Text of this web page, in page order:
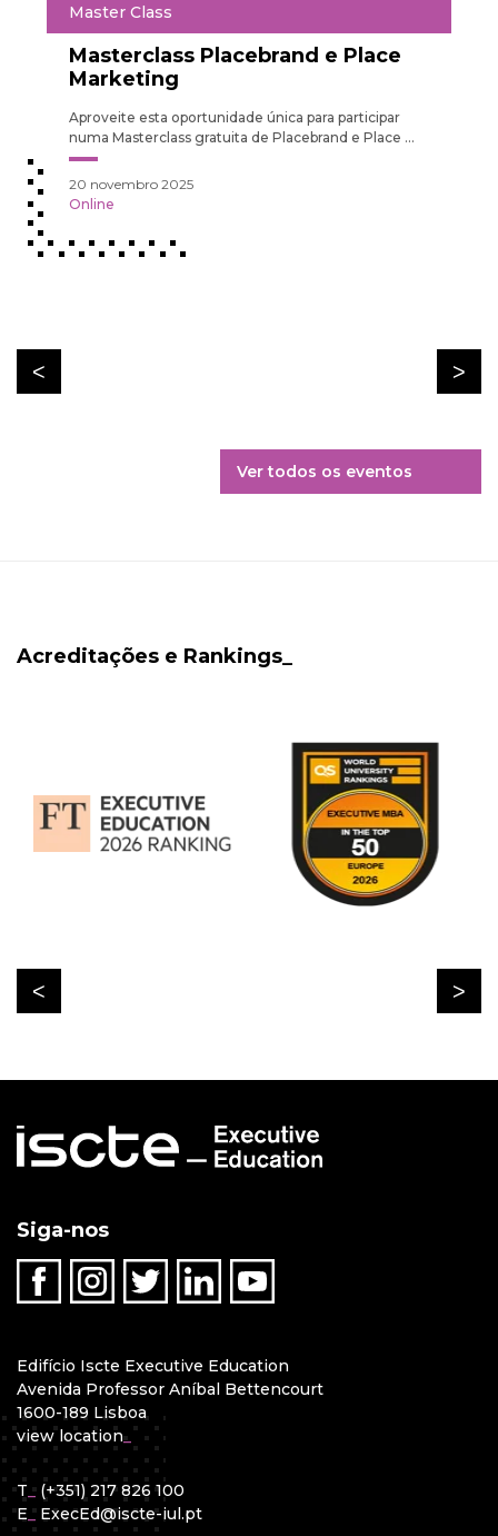
Master Class
Masterclass Placebrand e Place
Marketing
Aproveite esta oportunidade única para participar
numa Masterclass gratuita de Placebrand e Place ...
20 novembro 2025
Online
Ver todos os eventos
Acreditações e Rankings_
Siga-nos
Edifício Iscte Executive Education
Avenida Professor Aníbal Bettencourt
1600-189 Lisboa
view location_
T _ (+351) 217 826 100
E _ ExecEd@iscte-iul.pt